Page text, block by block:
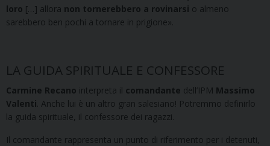
loro […] allora non tornerebbero a rovinarsi o almeno
sarebbero ben pochi a tornare in prigione».
LA GUIDA SPIRITUALE E CONFESSORE
Carmine Recano interpreta il comandante dell’IPM Massimo
Valenti. Anche lui è un altro gran salesiano! Potremmo definirlo
la guida spirituale, il confessore dei ragazzi.
Il comandante rappresenta un punto di riferimento per i detenuti,